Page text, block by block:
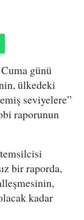
günü
ülkedeki
seviyelere”
raporunun
bir raporda,
kadar